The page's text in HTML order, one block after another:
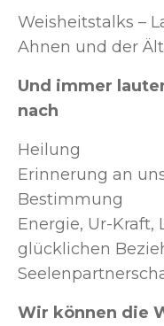
Weisheitstalks –
Ahnen und der
Und immer
nach
Heilung
Erinnerung an
Bestimmung
Energie, Ur-Kraft,
glücklichen
Wir können die